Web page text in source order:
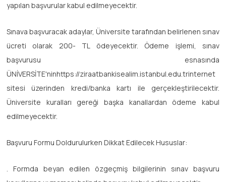
yapılan başvurular kabul edilmeyecektir.
Sınava başvuracak adaylar, Üniversite tarafından belirlenen sınav
ücreti olarak 200- TL ödeyecektir. Ödeme işlemi, sınav
başvurusu esnasında
ÜNİVERSİTE'ninhttps://ziraatbankisealim.istanbul.edu.trinternet
sitesi üzerinden kredi/banka kartı ile gerçekleştirilecektir.
Üniversite kuralları gereği başka kanallardan ödeme kabul
edilmeyecektir.
Başvuru Formu Doldurulurken Dikkat Edilecek Hususlar:
. Formda beyan edilen özgeçmiş bilgilerinin sınav başvuru